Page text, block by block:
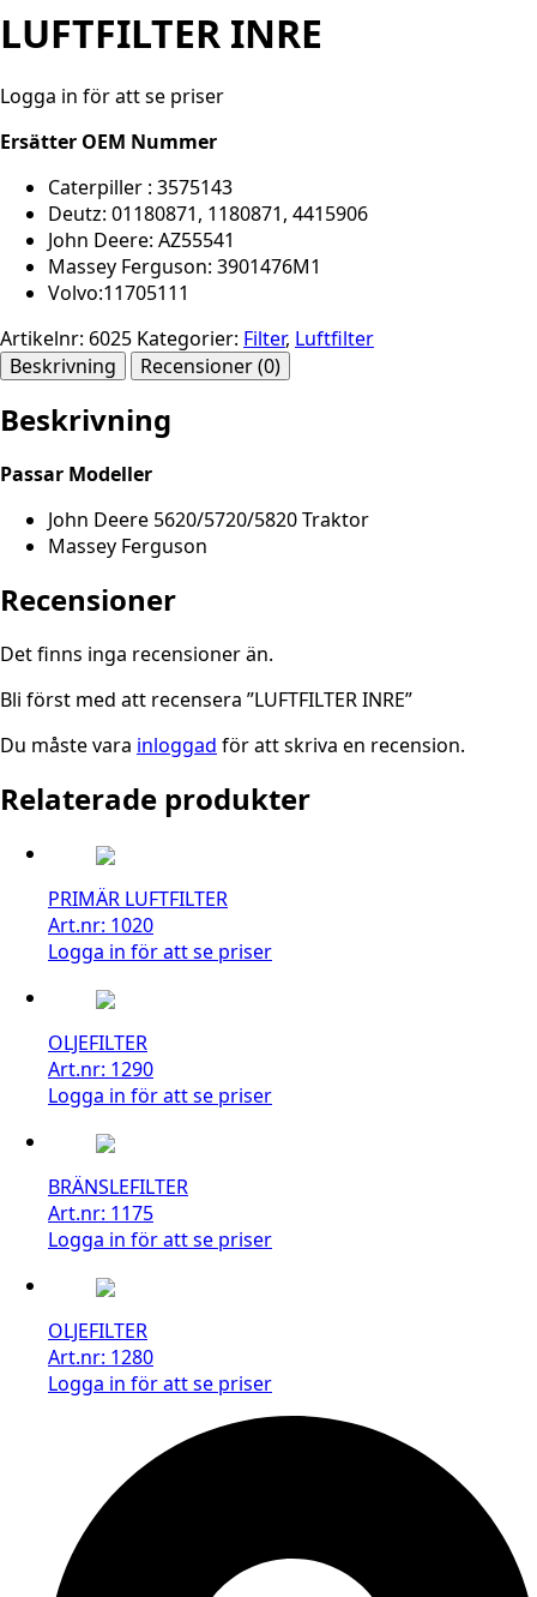
LUFTFILTER INRE
Logga in för att se priser
Ersätter OEM Nummer
Caterpiller : 3575143
Deutz: 01180871, 1180871, 4415906
John Deere: AZ55541
Massey Ferguson: 3901476M1
Volvo:11705111
Artikelnr: 6025 Kategorier: Filter, Luftfilter
Beskrivning
Recensioner (0)
Beskrivning
Passar Modeller
John Deere 5620/5720/5820 Traktor
Massey Ferguson
Recensioner
Det finns inga recensioner än.
Bli först med att recensera ”LUFTFILTER INRE”
Du måste vara inloggad för att skriva en recension.
Relaterade produkter
PRIMÄR LUFTFILTER
Art.nr: 1020
Logga in för att se priser
OLJEFILTER
Art.nr: 1290
Logga in för att se priser
BRÄNSLEFILTER
Art.nr: 1175
Logga in för att se priser
OLJEFILTER
Art.nr: 1280
Logga in för att se priser